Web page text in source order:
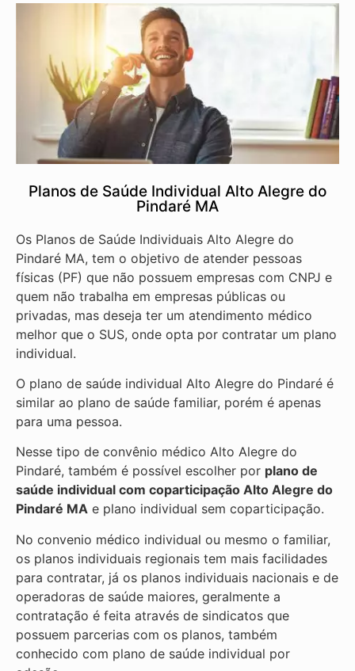
Planos de Saúde Individual Alto Alegre do
Pindaré MA
Os Planos de Saúde Individuais Alto Alegre do
Pindaré MA, tem o objetivo de atender pessoas
físicas (PF) que não possuem empresas com CNPJ e
quem não trabalha em empresas públicas ou
privadas, mas deseja ter um atendimento médico
melhor que o SUS, onde opta por contratar um plano
individual.
O plano de saúde individual Alto Alegre do Pindaré é
similar ao plano de saúde familiar, porém é apenas
para uma pessoa.
Nesse tipo de convênio médico Alto Alegre do
Pindaré, também é possível escolher por plano de
saúde individual com coparticipação Alto Alegre do
Pindaré MA e plano individual sem coparticipação.
No convenio médico individual ou mesmo o familiar,
os planos individuais regionais tem mais facilidades
para contratar, já os planos individuais nacionais e de
operadoras de saúde maiores, geralmente a
contratação é feita através de sindicatos que
possuem parcerias com os planos, também
conhecido com plano de saúde individual por